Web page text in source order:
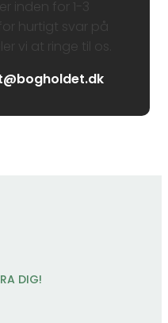
inden for 1-3
hurtigt svar på
vi at ringe til os.
DIG!